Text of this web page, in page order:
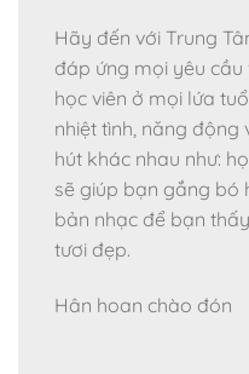
Hãy đến với Trung
đáp ứng mọi yêu
học viên ở mọi lứa
nhiệt tình, năng động
hút khác nhau như:
sẽ giúp bạn gắng bó
bản nhạc để bạn
tươi đẹp.
Hân hoan chào đón